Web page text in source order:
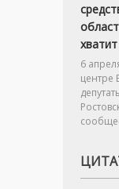
6
центре